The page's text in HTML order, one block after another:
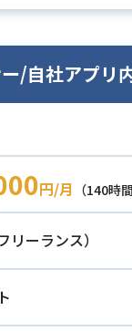
/自社アプリ
円/月 （140時
リーランス）